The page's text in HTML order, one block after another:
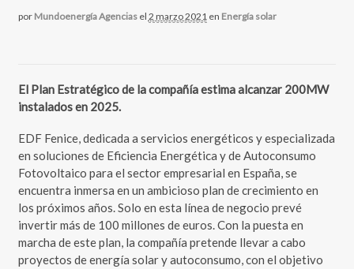
por Mundoenergía Agencias el 2 marzo 2021 en Energía solar
El Plan Estratégico de la compañía estima alcanzar 200MW
instalados en 2025.
EDF Fenice, dedicada a servicios energéticos y especializada
en soluciones de Eficiencia Energética y de Autoconsumo
Fotovoltaico para el sector empresarial en España, se
encuentra inmersa en un ambicioso plan de crecimiento en
los próximos años. Solo en esta línea de negocio prevé
invertir más de 100 millones de euros. Con la puesta en
marcha de este plan, la compañía pretende llevar a cabo
proyectos de energía solar y autoconsumo, con el objetivo